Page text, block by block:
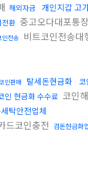
해외자금 개인지갑 고
전환 중고오다대포통장
인전송 비트코인전송대
인판매 탈세돈현금화
인 현금화 수수료 코인
탁안전업체
드코인충전 검돈현금화